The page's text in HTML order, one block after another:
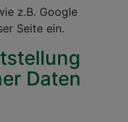
z.B. Google
Seite ein.
Daten